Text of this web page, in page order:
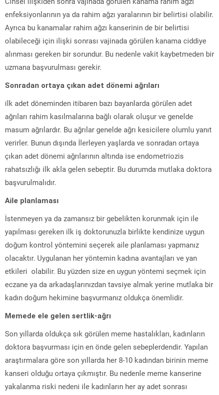
enfeksiyonlarının ya da rahim ağzı yaralarının bir belirtisi olabilir.
Ayrıca bu kanamalar rahim ağzı kanserinin de bir belirtisi
olabileceği için ilişki sonrası vajinada görülen kanama ciddiye
alınması gereken bir sorundur. Bu nedenle vakit kaybetmeden bir
uzmana başvurulması gerekir.
Sonradan ortaya çıkan adet dönemi ağrıları
ilk adet döneminden itibaren bazı bayanlarda görülen adet
ağrıları rahim kasılmalarına bağlı olarak oluşur ve genelde
masum ağrılardır. Bu ağrılar genelde ağrı kesicilere olumlu yanıt
verirler. Bunun dışında İlerleyen yaşlarda ve sonradan ortaya
çıkan adet dönemi ağrılarının altında ise endometriozis
rahatsızlığı ilk akla gelen sebeptir. Bu durumda mutlaka doktora
başvurulmalıdır.
Aile planlaması
İstenmeyen ya da zamansız bir gebelikten korunmak için ile
yapılması gereken ilk iş doktorunuzla birlikte kendinize uygun
doğum kontrol yöntemini seçerek aile planlaması yapmanız
olacaktır. Uygulanan her yöntemin kadına avantajları ve yan
etkileri olabilir. Bu yüzden size en uygun yöntemi seçmek için
eczane ya da arkadaşlarınızdan tavsiye almak yerine mutlaka bir
kadın doğum hekimine başvurmanız oldukça önemlidir.
Memede ele gelen sertlik-ağrı
Son yıllarda oldukça sık görülen meme hastalıkları, kadınların
doktora başvurması için en önde gelen sebeplerdendir. Yapılan
araştırmalara göre son yıllarda her 8-10 kadından birinin meme
kanseri olduğu ortaya çıkmıştır. Bu nedenle meme kanserine
yakalanma riski nedeni ile kadınların her ay adet sonrası